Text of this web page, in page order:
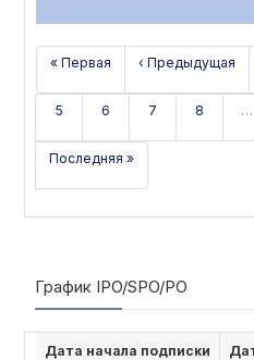
« Первая ‹ Предыдущая
5 6 7 8 …
Последняя »
График IPO/SPO/PO
Дата начала подписки